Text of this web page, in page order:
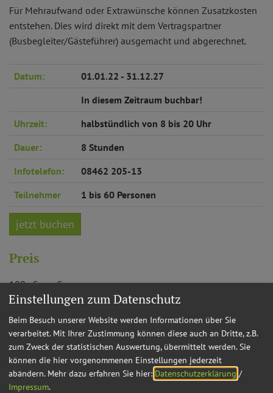
Für Mehraufwand oder Extrawünsche können Zusatzkosten
entstehen. Dies wird direkt mit dem Vertragspartner
(Busbegleiter/Gästeführer) ausgemacht und abgerechnet.
Datum:
01.01.22 - 31.12.27
In diesem Zeitraum buchbar!
Uhrzeit:
halbstündlich von 8 bis 20 Uhr
Dauer:
8 Stunden
Infotelefon:
08462 205-13
Teilnehmer
1 bis 60 Personen
jetzt buchen
Preis
180,- € pro Gruppe
Anmeldung ist erforderlich!
Möchten Sie vonOpenStreetMap/Leafletbereitgestellte externe
Einstellungen zum Datenschutz
Beim Besuch unserer Website werden Informationen über Sie
verarbeitet. Mit Ihrer Zustimmung können diese auch an Dritte, z.B.
zum Zweck der statistischen Auswertung, übermittelt werden. Sie
können die hier vorgenommenen Einstellungen jederzeit
abändern. Mehr dazu erfahren Sie hier: Datenschutzerklärung /
Impressum.